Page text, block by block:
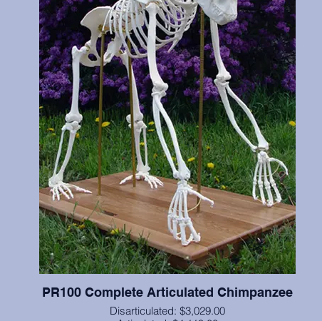
PR100 Complete Articulated Chimpanzee
Disarticulated: $3,029.00